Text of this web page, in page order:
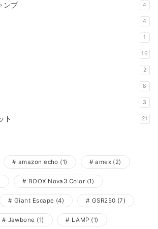
ンプ 4
4
1
16
2
8
3
ト 21
amazon echo (1) amex(2)
BOOX Nova3 Color (1)
Giant Escape (4) GSR250 (7)
Jawbone (1) LAMP (1)